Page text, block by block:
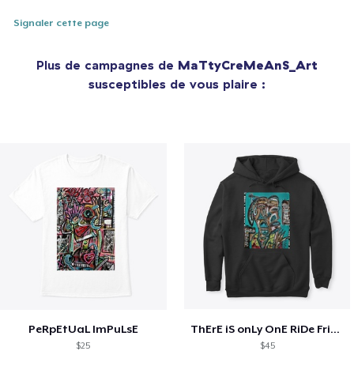
Signaler cette page
Plus de campagnes de MaTtyCreMeAnS_Art
susceptibles de vous plaire :
PeRpEtUaL ImPuLsE
$25
ThErE iS onLy OnE RiDe FriEnD
$45